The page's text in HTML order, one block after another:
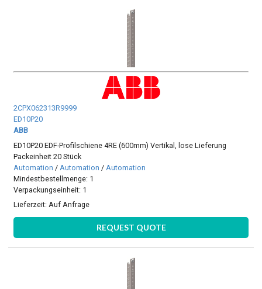
2CPX062313R9999
ED10P20
ABB
ED10P20 EDF-Profilschiene 4RE (600mm) Vertikal, lose Lieferung
Packeinheit 20 Stück
Automation / Automation / Automation
Mindestbestellmenge: 1
Verpackungseinheit: 1
Lieferzeit: Auf Anfrage
REQUEST QUOTE